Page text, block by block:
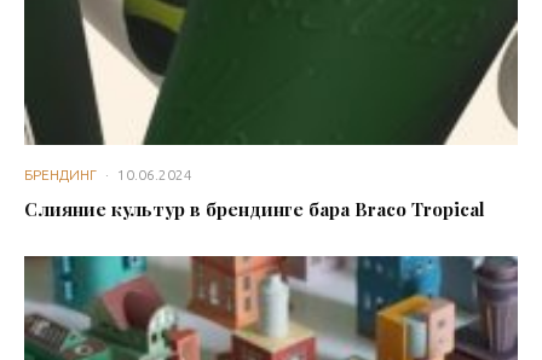
БРЕНДИНГ · 10.06.2024
Слияние культур в брендинге бара Braco Tropical